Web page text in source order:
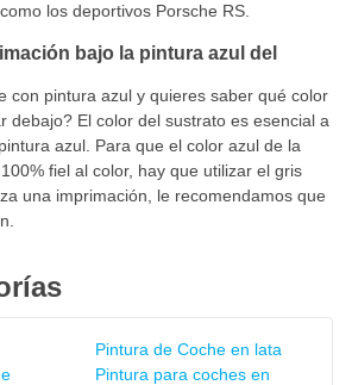
los deportivos Porsche RS.
bajo la pintura azul del
con pintura azul y quieres saber qué color
debajo? El color del sustrato es esencial a
azul. Para que el color azul de la
fiel al color, hay que utilizar el gris
una imprimación, le recomendamos que
Pintura de Coche en lata
Pintura para coches en